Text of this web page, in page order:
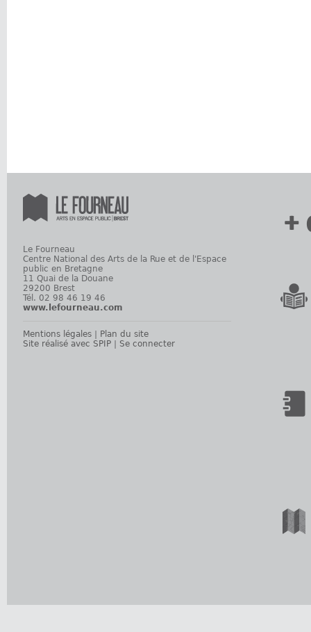
Le Fourneau
Centre National des Arts de la Rue et de l'Espace
public en Bretagne
11 Quai de la Douane
29200 Brest
Tél. 02 98 46 19 46
www.lefourneau.com
Mentions légales
Plan du site
Site réalisé avec SPIP
Se connecter
+